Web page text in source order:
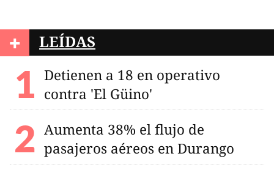
+ LEÍDAS
Detienen a 18 en operativo
contra 'El Güino'
Aumenta 38% el flujo de
pasajeros aéreos en Durango